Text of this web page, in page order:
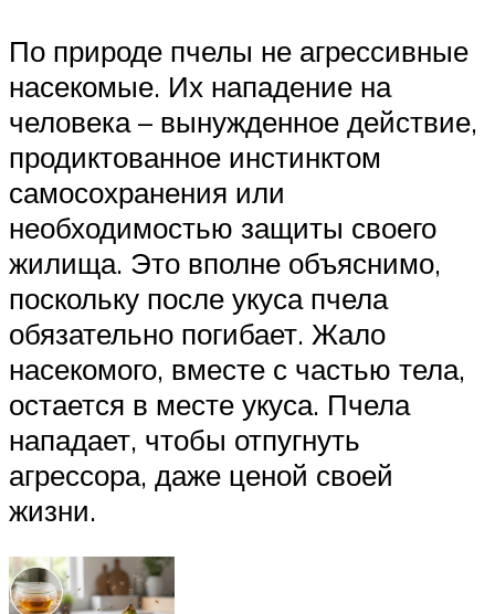
По природе пчелы не агрессивные
насекомые. Их нападение на
человека – вынужденное действие,
продиктованное инстинктом
самосохранения или
необходимостью защиты своего
жилища. Это вполне объяснимо,
поскольку после укуса пчела
обязательно погибает. Жало
насекомого, вместе с частью тела,
остается в месте укуса. Пчела
нападает, чтобы отпугнуть
агрессора, даже ценой своей
жизни.